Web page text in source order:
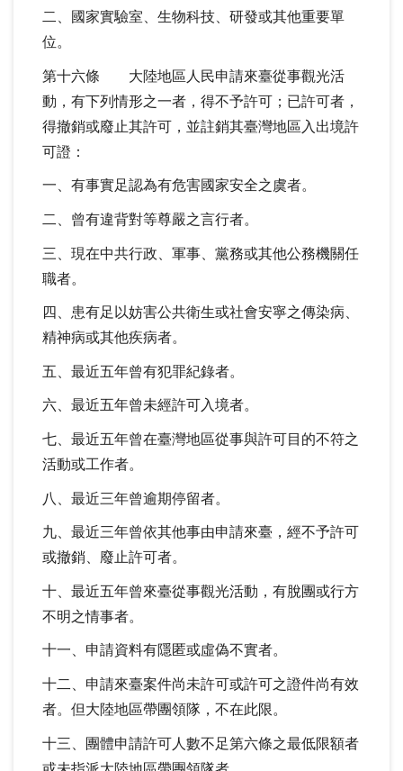
二、國家實驗室、生物科技、研發或其他重要單
位。
第十六條 大陸地區人民申請來臺從事觀光活
動，有下列情形之一者，得不予許可；已許可者，
得撤銷或廢止其許可，並註銷其臺灣地區入出境許
可證：
一、有事實足認為有危害國家安全之虞者。
二、曾有違背對等尊嚴之言行者。
三、現在中共行政、軍事、黨務或其他公務機關任
職者。
四、患有足以妨害公共衛生或社會安寧之傳染病、
精神病或其他疾病者。
五、最近五年曾有犯罪紀錄者。
六、最近五年曾未經許可入境者。
七、最近五年曾在臺灣地區從事與許可目的不符之
活動或工作者。
八、最近三年曾逾期停留者。
九、最近三年曾依其他事由申請來臺，經不予許可
或撤銷、廢止許可者。
十、最近五年曾來臺從事觀光活動，有脫團或行方
不明之情事者。
十一、申請資料有隱匿或虛偽不實者。
十二、申請來臺案件尚未許可或許可之證件尚有效
者。但大陸地區帶團領隊，不在此限。
十三、團體申請許可人數不足第六條之最低限額者